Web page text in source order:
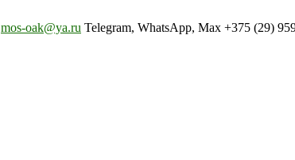
mos-oak@ya.ru Telegram, WhatsApp, Max +375 (29)